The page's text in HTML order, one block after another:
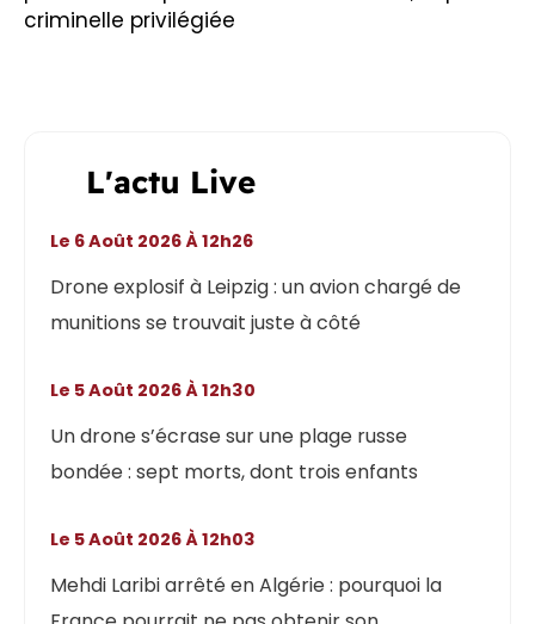
criminelle privilégiée
L'actu Live
Drone explosif à Leipzig : un avion chargé de
munitions se trouvait juste à côté
Le 6 Août 2026 À 12h26
Un drone s’écrase sur une plage russe
bondée : sept morts, dont trois enfants
Le 5 Août 2026 À 12h30
Mehdi Laribi arrêté en Algérie : pourquoi la
Le 5 Août 2026 À 12h03